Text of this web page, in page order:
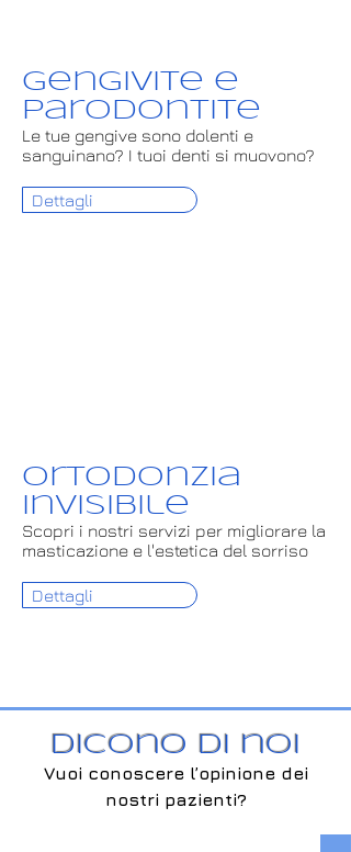
Gengivite e
parodontite
Le tue gengive sono dolenti e
sanguinano? I tuoi denti si muovono?
Dettagli
Ortodonzia
invisibile
Scopri i nostri servizi per migliorare la
masticazione e l'estetica del sorriso
Dettagli
Dicono di noi
Vuoi conoscere l’opinione dei
nostri pazienti?